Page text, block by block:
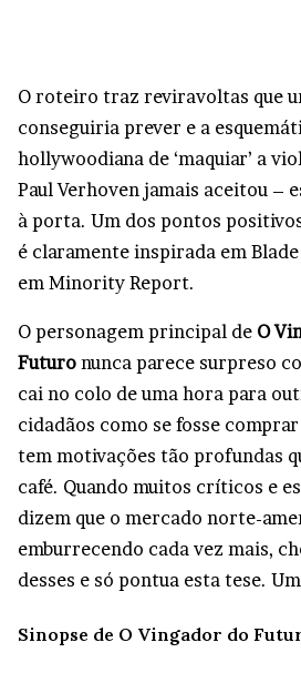
O roteiro traz reviravoltas que
conseguiria prever e a
hollywoodiana de ‘maquiar’ a
Paul Verhoven jamais aceitou –
à porta. Um dos pontos
é claramente inspirada em
em Minority Report.
O personagem principal de O
Futuro nunca parece surpreso
cai no colo de uma hora para
cidadãos como se fosse
tem motivações tão profundas
café. Quando muitos críticos e
dizem que o mercado norte-
emburrecendo cada vez mais,
desses e só pontua esta tese.
Sinopse de O Vingador do